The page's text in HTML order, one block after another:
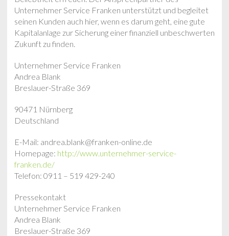
Unternehmer Service Franken unterstützt und begleitet
seinen Kunden auch hier, wenn es darum geht, eine gute
Kapitalanlage zur Sicherung einer finanziell unbeschwerten
Zukunft zu finden.
Unternehmer Service Franken
Andrea Blank
Breslauer-Straße 369
90471 Nürnberg
Deutschland
E-Mail: andrea.blank@franken-online.de
Homepage: http://www.unternehmer-service-
franken.de/
Telefon: 0911 – 519 429-240
Pressekontakt
Unternehmer Service Franken
Andrea Blank
Breslauer-Straße 369